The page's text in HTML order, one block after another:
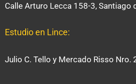
Calle Arturo Lecca 158-3, Santiago
Estudio en Lince:
Julio C. Tello y Mercado Risso Nro.